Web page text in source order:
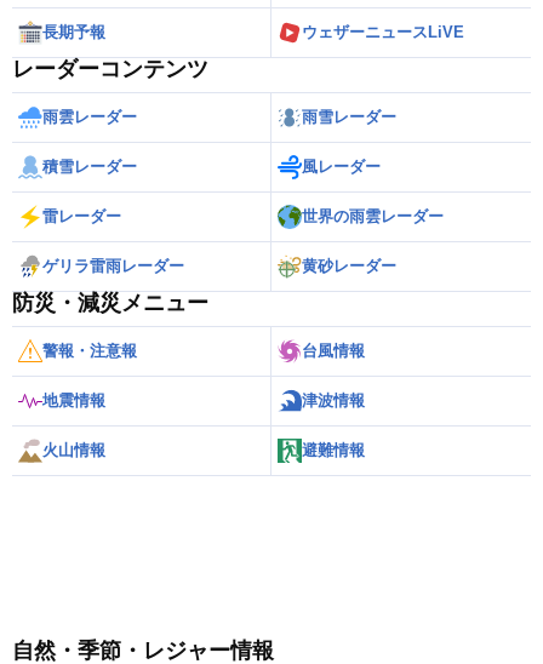
長期予報 ウェザーニュースLiVE
レーダーコンテンツ
雨雲レーダー 雨雪レーダー
積雪レーダー 風レーダー
雷レーダー 世界の雨雲レーダー
ゲリラ雷雨レーダー 黄砂レーダー
防災・減災メニュー
警報・注意報 台風情報
地震情報 津波情報
火山情報 避難情報
自然・季節・レジャー情報